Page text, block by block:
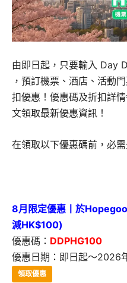
由即日起，只要輸入 Day
，預訂機票、酒店、活動
扣優惠！優惠碼及折扣詳
文領取最新優惠資訊！
在領取以下優惠碼前，必
8月限定優惠丨於
減HK$100)
優惠碼： DDPHG100
優惠日期：即日起～2026
領取優惠